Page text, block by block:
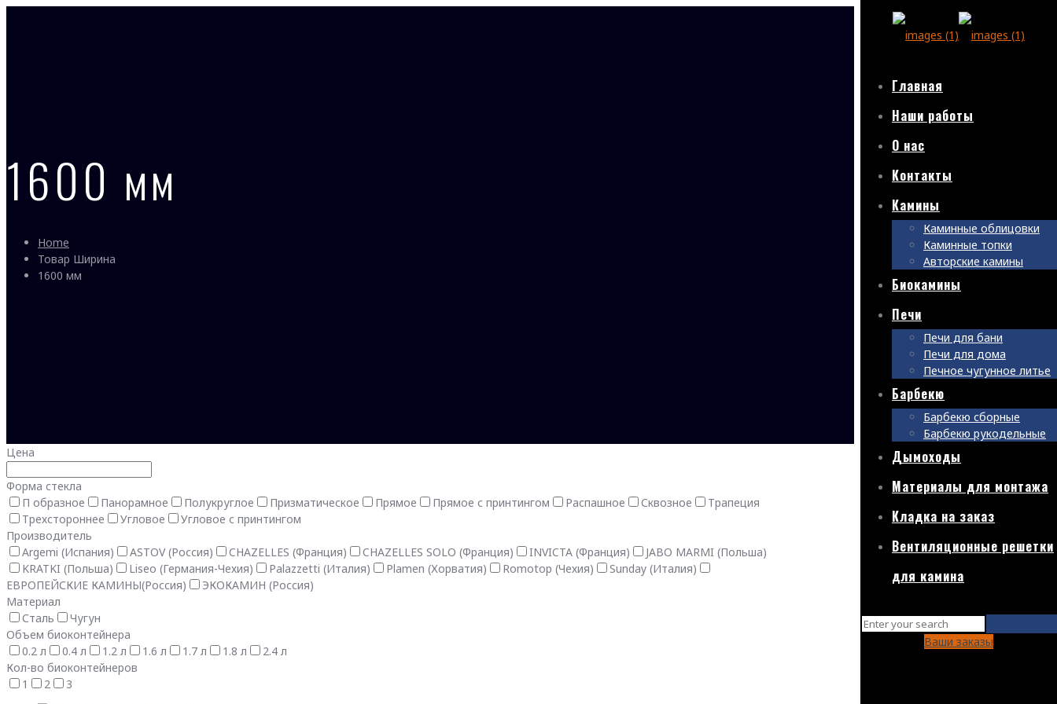
Главная
Наши работы
О нас
Контакты
Камины
Каминные облицовки
Каминные топки
Авторские камины
Биокамины
Печи
Печи для бани
Печи для дома
Печное чугунное литье
Барбекю
Барбекю сборные
Барбекю рукодельные
Дымоходы
Материалы для монтажа
Кладка на заказ
Вентиляционные решетки
для камина
Ваши заказы
1600 мм
Home
Товар Ширина
1600 мм
Цена
Форма стекла
П образное
Панорамное Полукруглое Призматическое Прямое Прямое с принтингом Распашное Сквозное
Трапеция
Трехстороннее
Угловое
Угловое с принтингом
Производитель
Argemi (Испания)
ASTOV (Россия) CHAZELLES (Франция) CHAZELLES SOLO (Франция) INVICTA (Франция)
JABO MARMI (Польша)
KRATKI (Польша)
Liseo (Германия-Чехия) Palazzetti (Италия) Plamen (Хорватия) Romotop (Чехия)
Sunday (Италия)
ЕВРОПЕЙСКИЕ КАМИНЫ(Россия)
ЭКОКАМИН (Россия)
Материал
Сталь
Чугун
Объем биоконтейнера
0.2 л
0.4 л 1.2 л 1.6 л 1.7 л 1.8 л
2.4 л
Кол-во биоконтейнеров
1
2 3